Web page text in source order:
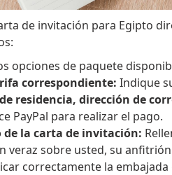
de invitación para Egipto
opciones de paquete
correspondiente: Indique
residencia, dirección de
PayPal para realizar el pago.
la carta de invitación:
sobre usted, su
correctamente la